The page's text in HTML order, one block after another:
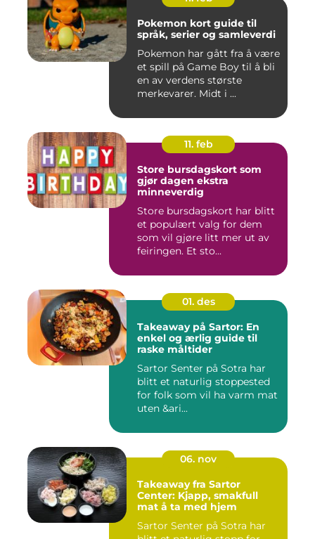
Pokemon kort guide til
språk, serier og samleverdi
Pokemon har gått fra å være
et spill på Game Boy til å bli
en av verdens største
merkevarer. Midt i ...
11. feb
Store bursdagskort som
gjør dagen ekstra
minneverdig
Store bursdagskort har blitt
et populært valg for dem
som vil gjøre litt mer ut av
feiringen. Et sto...
01. des
Takeaway på Sartor: En
enkel og ærlig guide til
raske måltider
Sartor Senter på Sotra har
blitt et naturlig stoppested
for folk som vil ha varm mat
uten &ari...
06. nov
Takeaway fra Sartor
Center: Kjapp, smakfull
mat å ta med hjem
Sartor Senter på Sotra har